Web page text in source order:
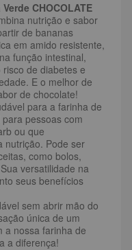
CHOCOLATE
nutrição e sabor
de bananas
em amido resistente,
função intestinal,
de diabetes e
E o melhor de
de chocolate!
para a farinha de
pessoas com
ou que
nutrição. Pode ser
como bolos,
versatilidade na
seus benefícios
sem abrir mão do
única de um
a nossa farinha de
a diferença!